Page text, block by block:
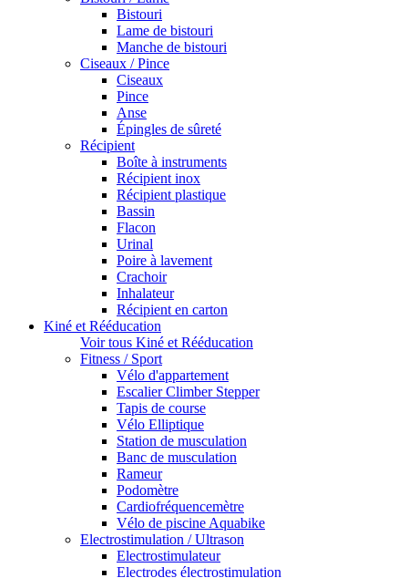
Bistouri
Lame de bistouri
Manche de bistouri
Ciseaux / Pince
Ciseaux
Pince
Anse
Épingles de sûreté
Récipient
Boîte à instruments
Récipient inox
Récipient plastique
Bassin
Flacon
Urinal
Poire à lavement
Crachoir
Inhalateur
Récipient en carton
Kiné et Rééducation
Voir tous Kiné et Rééducation
Fitness / Sport
Vélo d'appartement
Escalier Climber Stepper
Tapis de course
Vélo Elliptique
Station de musculation
Banc de musculation
Rameur
Podomètre
Cardiofréquencemètre
Vélo de piscine Aquabike
Electrostimulation / Ultrason
Electrostimulateur
Electrodes électrostimulation